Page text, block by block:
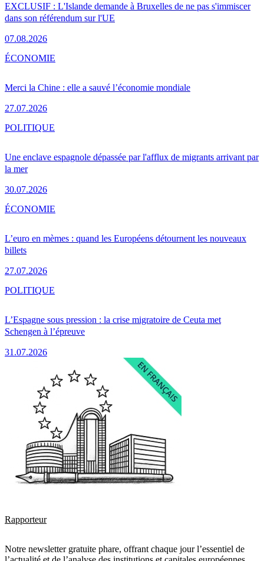
EXCLUSIF : L'Islande demande à Bruxelles de ne pas s'immiscer
dans son référendum sur l'UE
07.08.2026
Merci la Chine : elle a sauvé l’économie mondiale
27.07.2026
ÉCONOMIE
Une enclave espagnole dépassée par l'afflux de migrants arrivant par
la mer
30.07.2026
POLITIQUE
L’euro en mèmes : quand les Européens détournent les nouveaux
billets
27.07.2026
ÉCONOMIE
L’Espagne sous pression : la crise migratoire de Ceuta met
Schengen à l’épreuve
31.07.2026
POLITIQUE
Rapporteur
Notre newsletter gratuite phare, offrant chaque jour l’essentiel de